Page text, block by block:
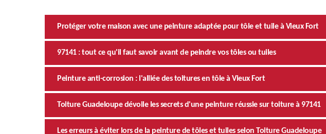
Protéger votre maison avec une peinture adaptée pour tôle et tuile à Vieux Fort
97141 : tout ce qu'il faut savoir avant de peindre vos tôles ou tuiles
Peinture anti-corrosion : l'alliée des toitures en tôle à Vieux Fort
Toiture Guadeloupe dévoile les secrets d'une peinture réussie sur toiture à 97141
Les erreurs à éviter lors de la peinture de tôles et tuiles selon Toiture Guadeloupe